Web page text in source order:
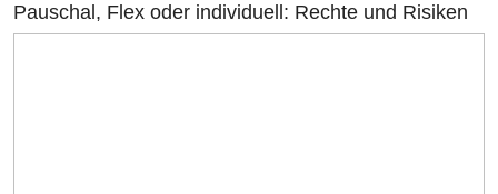
Pauschal, Flex oder individuell: Rechte und Risiken